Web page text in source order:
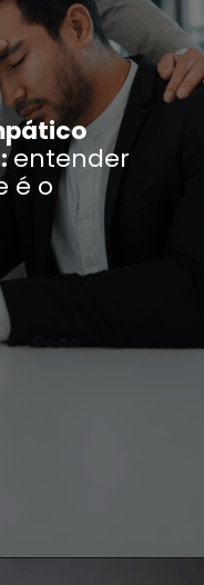
entender
é o